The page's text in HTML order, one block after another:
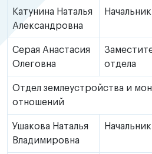
Катунина Наталья
Александровна
Серая Анастасия
Олеговна
отдела
Отдел землеустройства и
отношений
Ушакова Наталья
Владимировна